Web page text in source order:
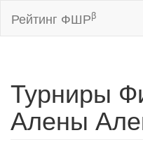
Рейтинг ФШРβ
Турниры
Алены